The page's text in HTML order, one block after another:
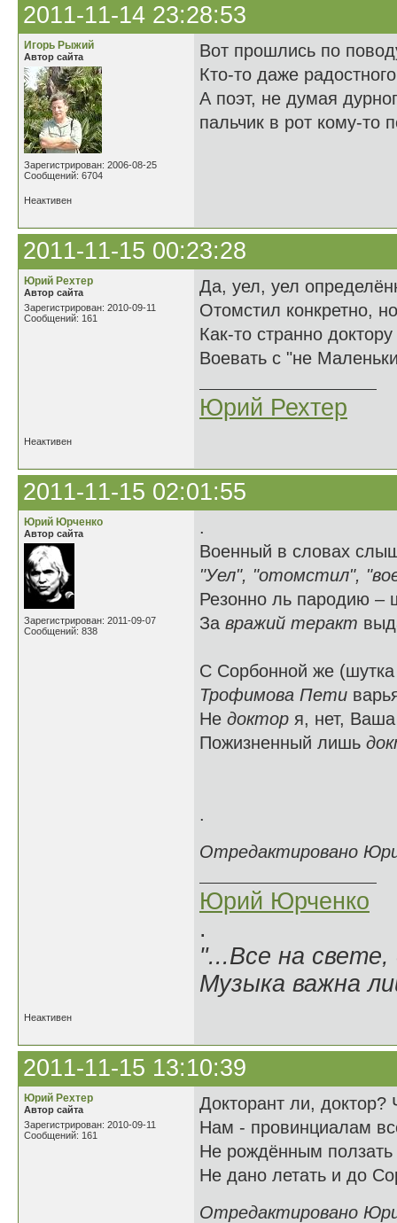
2011-11-14 23:28:53
Игорь Рыжий
Автор сайта
Зарегистрирован: 2006-08-25
Сообщений: 6704
Вот прошлись по
Кто-то даже
А поэт, не думая
пальчик в рот кому-то
Неактивен
2011-11-15 00:23:28
Юрий Рехтер
Автор сайта
Зарегистрирован: 2010-09-11
Сообщений: 161
Да, уел, уел
Отомстил конкретно,
Как-то странно
Воевать с "не
Юрий Рехтер
Неактивен
2011-11-15 02:01:55
Юрий Юрченко
Автор сайта
Зарегистрирован: 2011-09-07
Сообщений: 838
.
Военный в словах
"Уел", "отомстил",
Резонно ль пародию –
За вражий теракт
С Сорбонной же
Трофимова Пети
Не доктор я, нет,
Пожизненный лишь
.
Отредактировано
Юрий Юрченко
.
"...Все на свете,
Музыка важна
Неактивен
2011-11-15 13:10:39
Юрий Рехтер
Автор сайта
Зарегистрирован: 2010-09-11
Сообщений: 161
Докторант ли, доктор?
Нам - провинциалам
Не рождённым
Не дано летать и до
Отредактировано